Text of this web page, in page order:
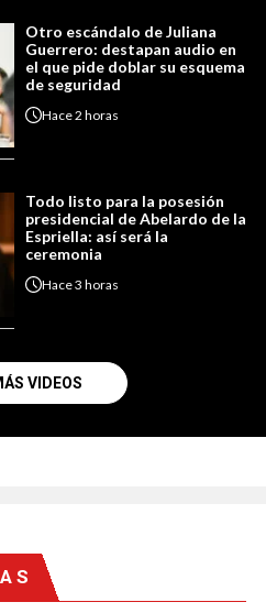
Otro escándalo de Juliana
Guerrero: destapan audio en
el que pide doblar su esquema
de seguridad
Hace2 horas
Todo listo para la posesión
presidencial de Abelardo de la
Espriella: así será la
ceremonia
Hace3 horas
VIDEOS